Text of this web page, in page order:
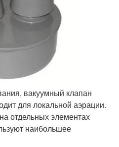
вакуумный клапан
для локальной аэрации.
отдельных элементах
наибольшее